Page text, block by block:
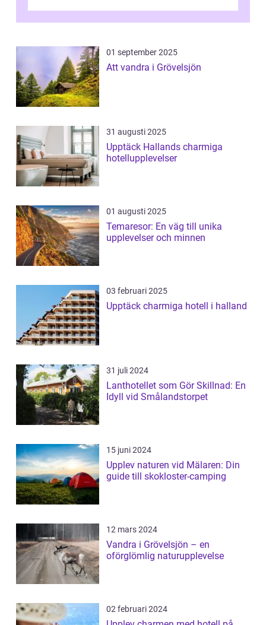
01 september 2025
Att vandra i Grövelsjön
31 augusti 2025
Upptäck Hallands charmiga
hotellupplevelser
01 augusti 2025
Temaresor: En väg till unika
upplevelser och minnen
03 februari 2025
Upptäck charmiga hotell i halland
31 juli 2024
Lanthotellet som Gör Skillnad: En
Idyll vid Smålandstorpet
15 juni 2024
Upplev naturen vid Mälaren: Din
guide till skokloster-camping
12 mars 2024
Vandra i Grövelsjön – en
oförglömlig naturupplevelse
02 februari 2024